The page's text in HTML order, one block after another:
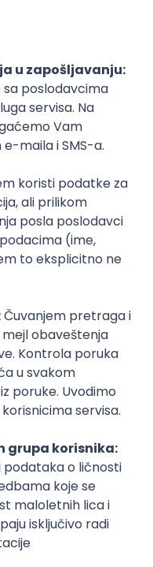
Selenium
- AWS
REST QA
Cloud
podižemo
IT tržišta rada i
i poslodavce.